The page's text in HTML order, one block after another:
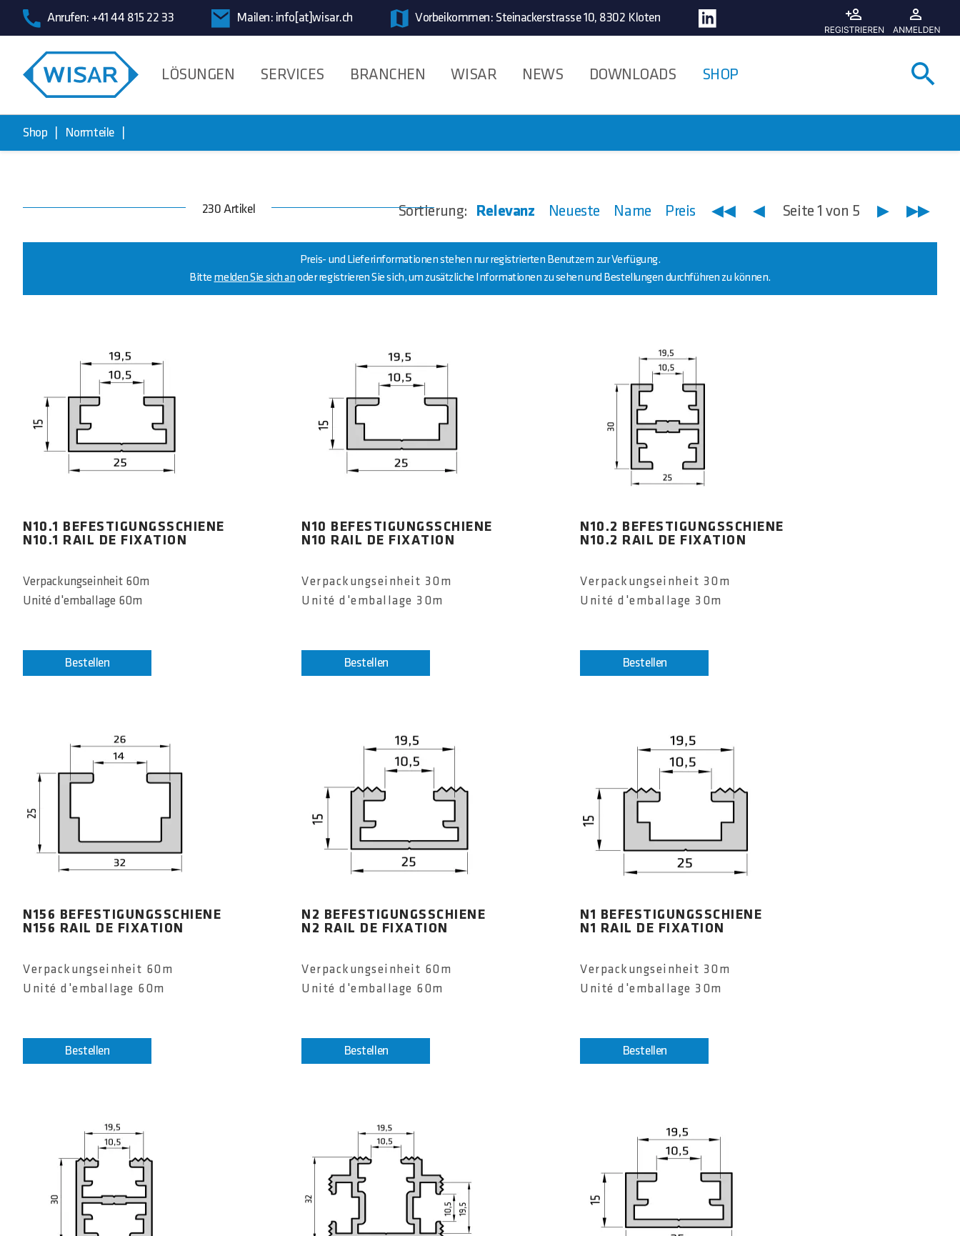
Anrufen: +41 44 815 22 33 Mailen: info[at]wisar.ch Vorbeikommen: Steinackerstrasse 10, 8302 Kloten
LÖSUNGEN SERVICES BRANCHEN WISAR NEWS DOWNLOADS SHOP
Shop Normteile
Sortierung: Relevanz Neueste Name Preis ◀◀ ◀ Seite 1 von 5 ▶ ▶▶
230 Artikel
Preis- und Lieferinformationen stehen nur registrierten Benutzern zur Verfügung.
Bitte melden Sie sich an oder registrieren Sie sich, um zusätzliche Informationen zu sehen und Bestellungen durchführen zu können.
N10.1 BEFESTIGUNGSSCHIENE
N10.1 RAIL DE FIXATION
Verpackungseinheit 60m
Unité d'emballage 60m
Bestellen
N10 BEFESTIGUNGSSCHIENE
N10 RAIL DE FIXATION
Verpackungseinheit 30m
Unité d'emballage 30m
Bestellen
N10.2 BEFESTIGUNGSSCHIENE
N10.2 RAIL DE FIXATION
Verpackungseinheit 30m
Unité d'emballage 30m
Bestellen
N156 BEFESTIGUNGSSCHIENE
N156 RAIL DE FIXATION
Verpackungseinheit 60m
Unité d'emballage 60m
Bestellen
N2 BEFESTIGUNGSSCHIENE
N2 RAIL DE FIXATION
Verpackungseinheit 60m
Unité d'emballage 60m
Bestellen
N1 BEFESTIGUNGSSCHIENE
N1 RAIL DE FIXATION
Verpackungseinheit 30m
Unité d'emballage 30m
Bestellen